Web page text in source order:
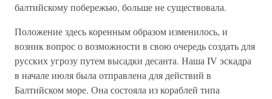
балтийскому побережью, больше не существовала.
Положение здесь коренным образом изменилось, и
возник вопрос о возможности в свою очередь создать для
русских угрозу путем высадки десанта. Наша IV эскадра
в начале июля была отправлена для действий в
Балтийском море. Она состояла из кораблей типа